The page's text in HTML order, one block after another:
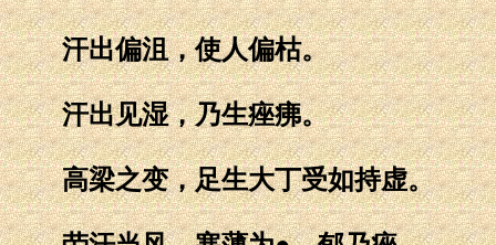
汗出偏沮，使人偏枯。
汗出见湿，乃生痤疿。
高梁之变，足生大丁受如持虚。